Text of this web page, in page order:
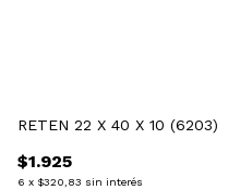
RETEN 22 X 40 X 10 (6203)
$1.925
6 x $320,83 sin interés